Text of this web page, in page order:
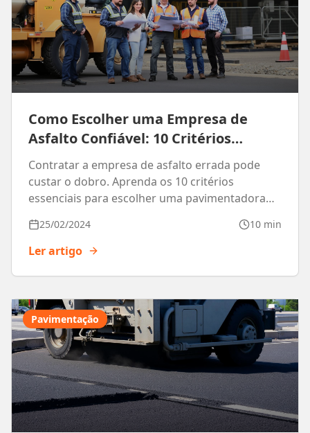
Como Escolher uma Empresa de
Asfalto Confiável: 10 Critérios
Essenciais
Contratar a empresa de asfalto errada pode
custar o dobro. Aprenda os 10 critérios
essenciais para escolher uma pavimentadora
25/02/2024 10 min
Ler artigo
Pavimentação